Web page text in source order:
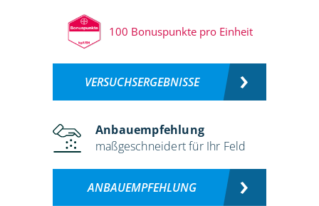
100 Bonuspunkte pro Einheit
VERSUCHSERGEBNISSE
Anbauempfehlung
maßgeschneidert für Ihr Feld
ANBAUEMPFEHLUNG